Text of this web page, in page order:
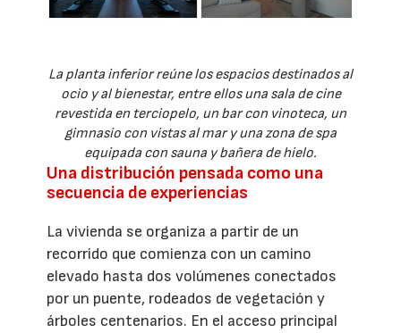
La planta inferior reúne los espacios destinados al
ocio y al bienestar, entre ellos una sala de cine
revestida en terciopelo, un bar con vinoteca, un
gimnasio con vistas al mar y una zona de spa
equipada con sauna y bañera de hielo.
Una distribución pensada como una
secuencia de experiencias
La vivienda se organiza a partir de un
recorrido que comienza con un camino
elevado hasta dos volúmenes conectados
por un puente, rodeados de vegetación y
árboles centenarios. En el acceso principal